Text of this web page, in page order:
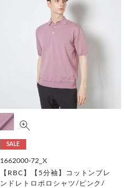
SALE
1662000-72_X
【RBC】【5分袖】コットンブレ
ンドレトロポロシャツ/ピンク/